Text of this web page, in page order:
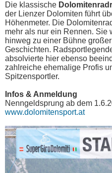
Die klassische
der Lienzer Dolomiten führt
Höhenmeter. Die
mehr als nur ein Rennen. Sie
hinweg zu einer Bühne
Geschichten.
absolvierte hier ebenso
zahlreiche ehemalige Profis
Spitzensportler.
Infos & Anmeldung
Nenngeldsprung ab dem
www.dolomitensport.at